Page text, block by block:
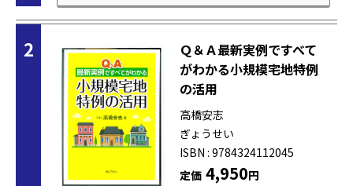
2
Ｑ＆Ａ最新実例ですべて
がわかる小規模宅地特例
の活用
高橋安志
ぎょうせい
ISBN : 9784324112045
定価4,950円